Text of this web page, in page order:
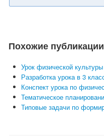
Похожие публикации
Урок физической
Разработка урока в 3
Конспект урока по
Тематическое
Типовые задачи по